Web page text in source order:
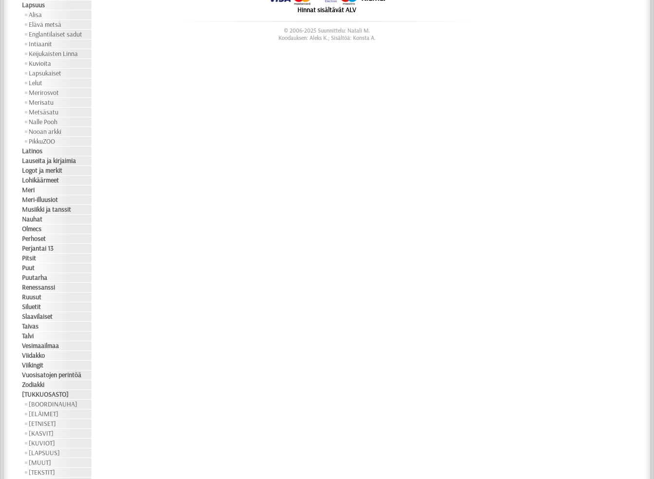
Lapsuus
Alisa
Elävä metsä
Englantilaiset sadut
Intiaanit
Keijukaisten Linna
Kuvioita
Lapsukaiset
Lelut
Merirosvot
Merisatu
Metsäsatu
Nalle Pooh
Nooan arkki
PikkuZOO
Latinos
Lauseita ja kirjaimia
Logot ja merkit
Lohikäärmeet
Meri
Meri-illuusiot
Musiikki ja tanssit
Nauhat
Olmecs
Perhoset
Perjantai 13
Pitsit
Puut
Puutarha
Renessanssi
Ruusut
Siluetit
Slaavilaiset
Taivas
Talvi
Vesimaailmaa
Viidakko
Viikingit
Vuosisatojen perintöä
Zodiakki
[TUKKUOSASTO]
[BOORDINAUHA]
[ELÄIMET]
[ETNISET]
[KASVIT]
[KUVIOT]
[LAPSUUS]
[MUUT]
[TEKSTIT]
Hinnat sisältävät ALV
© 2006-2025 Suunnittelu: Natali M.
Koodauksen: Aleks K.; Sisältöä: Konsta A.